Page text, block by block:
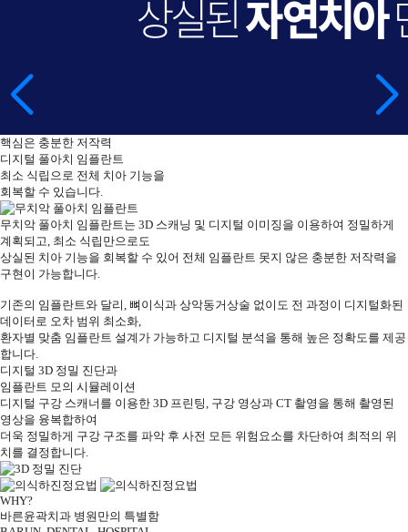
핵심은 충분한 저작력
디지털 풀아치 임플란트
최소 식립으로 전체 치아 기능을
회복할 수 있습니다.
무치악 풀아치 임플란트는 3D 스캐닝 및 디지털 이미징을 이용하여 정밀하게
계획되고, 최소 식립만으로도
상실된 치아 기능을 회복할 수 있어 전체 임플란트 못지 않은 충분한 저작력을
구현이 가능합니다.
기존의 임플란트와 달리, 뼈이식과 상악동거상술 없이도 전 과정이 디지털화된
데이터로 오차 범위 최소화,
환자별 맞춤 임플란트 설계가 가능하고 디지털 분석을 통해 높은 정확도를 제공
합니다.
디지털 3D 정밀 진단과
임플란트 모의 시뮬레이션
디지털 구강 스캐너를 이용한 3D 프린팅, 구강 영상과 CT 촬영을 통해 촬영된
영상을 융복합하여
더욱 정밀하게 구강 구조를 파악 후 사전 모든 위험요소를 차단하여 최적의 위
치를 결정 합니다.
WHY?
바른윤곽치과 병원만의 특별함